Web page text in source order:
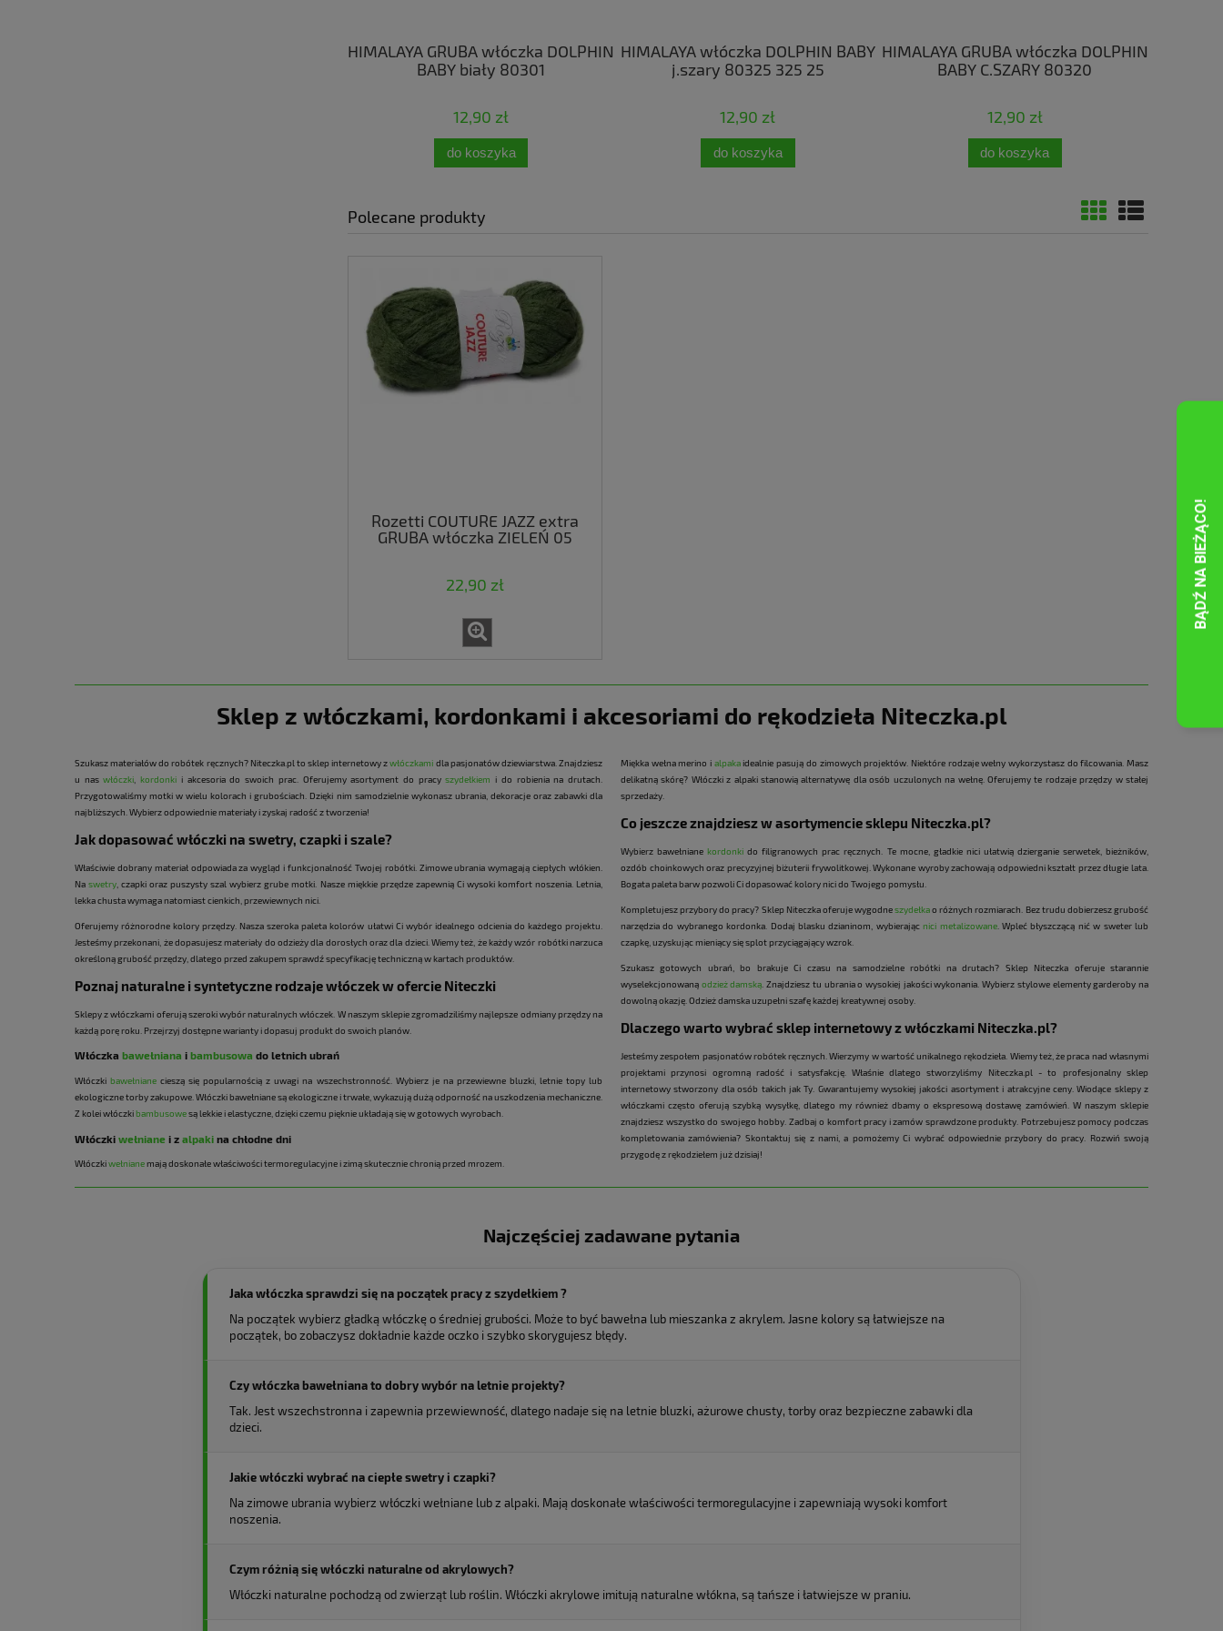
HIMALAYA GRUBA włóczka DOLPHIN
BABY biały 80301
12,90 zł
do koszyka
HIMALAYA włóczka DOLPHIN BABY
j.szary 80325 325 25
12,90 zł
do koszyka
HIMALAYA GRUBA włóczka DOLPHIN
BABY C.SZARY 80320
12,90 zł
do koszyka
Polecane produkty
Rozetti COUTURE JAZZ extra
GRUBA włóczka ZIELEŃ 05
22,90 zł
Sklep z włóczkami, kordonkami i akcesoriami do rękodzieła Niteczka.pl
Szukasz materiałów do robótek ręcznych? Niteczka.pl to sklep internetowy zwłóczkami dla pasjonatów dziewiarstwa. Znajdziesz
u naswłóczki ,kordonki i akcesoria do swoich prac. Oferujemy asortyment do pracyszydełkiem i do robienia na drutach.
Przygotowaliśmy motki w wielu kolorach i grubościach. Dzięki nim samodzielnie wykonasz ubrania, dekoracje oraz zabawki dla
najbliższych. Wybierz odpowiednie materiały i zyskaj radość z tworzenia!
Jak dopasować włóczki na swetry, czapki i szale?
Właściwie dobrany materiał odpowiada za wygląd i funkcjonalność Twojej robótki. Zimowe ubrania wymagają ciepłych włókien.
Naswetry , czapki oraz puszysty szal wybierz grube motki. Nasze miękkie przędze zapewnią Ci wysoki komfort noszenia. Letnia,
lekka chusta wymaga natomiast cienkich, przewiewnych nici.
Oferujemy różnorodne kolory przędzy. Nasza szeroka paleta kolorów ułatwi Ci wybór idealnego odcienia do każdego projektu.
Jesteśmy przekonani, że dopasujesz materiały do odzieży dla dorosłych oraz dla dzieci. Wiemy też, że każdy wzór robótki narzuca
określoną grubość przędzy, dlatego przed zakupem sprawdź specyfikację techniczną w kartach produktów.
Poznaj naturalne i syntetyczne rodzaje włóczek w ofercie Niteczki
Sklepy z włóczkami oferują szeroki wybór naturalnych włóczek. W naszym sklepie zgromadziliśmy najlepsze odmiany przędzy na
każdą porę roku. Przejrzyj dostępne warianty i dopasuj produkt do swoich planów.
Włóczka bawełniana i bambusowa do letnich ubrań
Włóczkibawełniane cieszą się popularnością z uwagi na wszechstronność. Wybierz je na przewiewne bluzki, letnie topy lub
ekologiczne torby zakupowe. Włóczki bawełniane są ekologiczne i trwałe, wykazują dużą odporność na uszkodzenia mechaniczne.
Z kolei włóczkibambusowesą lekkie i elastyczne, dzięki czemu pięknie układają się w gotowych wyrobach.
Włóczki wełniane i z alpaki na chłodne dni
Włóczkiwełnianemają doskonałe właściwości termoregulacyjne i zimą skutecznie chronią przed mrozem.
Miękka wełna merino i alpakaidealnie pasują do zimowych projektów. Niektóre rodzaje wełny wykorzystasz do filcowania. Masz
delikatną skórę? Włóczki z alpaki stanowią alternatywę dla osób uczulonych na wełnę. Oferujemy te rodzaje przędzy w stałej
sprzedaży.
Co jeszcze znajdziesz w asortymencie sklepu Niteczka.pl?
Wybierz bawełnianekordonki do filigranowych prac ręcznych. Te mocne, gładkie nici ułatwią dzierganie serwetek, bieżników,
ozdób choinkowych oraz precyzyjnej biżuterii frywolitkowej. Wykonane wyroby zachowają odpowiedni kształt przez długie lata.
Bogata paleta barw pozwoli Ci dopasować kolory nici do Twojego pomysłu.
Kompletujesz przybory do pracy? Sklep Niteczka oferuje wygodneszydełkao różnych rozmiarach. Bez trudu dobierzesz grubość
narzędzia do wybranego kordonka. Dodaj blasku dzianinom, wybierającnici metalizowane. Wpleć błyszczącą nić w sweter lub
czapkę, uzyskując mieniący się splot przyciągający wzrok.
Szukasz gotowych ubrań, bo brakuje Ci czasu na samodzielne robótki na drutach? Sklep Niteczka oferuje starannie
wyselekcjonowaną odzież damską . Znajdziesz tu ubrania o wysokiej jakości wykonania. Wybierz stylowe elementy garderoby na
dowolną okazję. Odzież damska uzupełni szafę każdej kreatywnej osoby.
Dlaczego warto wybrać sklep internetowy z włóczkami Niteczka.pl?
Jesteśmy zespołem pasjonatów robótek ręcznych. Wierzymy w wartość unikalnego rękodzieła. Wiemy też, że praca nad własnymi
projektami przynosi ogromną radość i satysfakcję. Właśnie dlatego stworzyliśmy Niteczka.pl - to profesjonalny sklep
internetowy stworzony dla osób takich jak Ty. Gwarantujemy wysokiej jakości asortyment i atrakcyjne ceny. Wiodące sklepy z
włóczkami często oferują szybką wysyłkę, dlatego my również dbamy o ekspresową dostawę zamówień. W naszym sklepie
znajdziesz wszystko do swojego hobby. Zadbaj o komfort pracy i zamów sprawdzone produkty. Potrzebujesz pomocy podczas
kompletowania zamówienia? Skontaktuj się z nami, a pomożemy Ci wybrać odpowiednie przybory do pracy. Rozwiń swoją
przygodę z rękodziełem już dzisiaj!
Najczęściej zadawane pytania
Jaka włóczka sprawdzi się na początek pracy z szydełkiem ?
Na początek wybierz gładką włóczkę o średniej grubości. Może to być bawełna lub mieszanka z akrylem. Jasne kolory są łatwiejsze na
początek, bo zobaczysz dokładnie każde oczko i szybko skorygujesz błędy.
Czy włóczka bawełniana to dobry wybór na letnie projekty?
Tak. Jest wszechstronna i zapewnia przewiewność, dlatego nadaje się na letnie bluzki, ażurowe chusty, torby oraz bezpieczne zabawki dla
dzieci.
Jakie włóczki wybrać na ciepłe swetry i czapki?
Na zimowe ubrania wybierz włóczki wełniane lub z alpaki. Mają doskonałe właściwości termoregulacyjne i zapewniają wysoki komfort
noszenia.
Czym różnią się włóczki naturalne od akrylowych?
Włóczki naturalne pochodzą od zwierząt lub roślin. Włóczki akrylowe imitują naturalne włókna, są tańsze i łatwiejsze w praniu.